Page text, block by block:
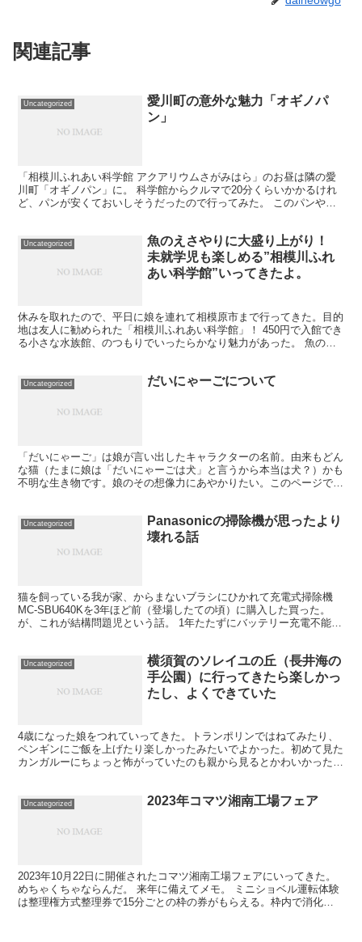
関連記事
Uncategorized
愛川町の意外な魅力「オギノパ
ン」
「相模川ふれあい科学館 アクアリウムさがみはら」のお昼は隣の愛
川町「オギノパン」に。 科学館からクルマで20分くらいかかるけれ
ど、パンが安くておいしそうだったので行ってみた。 このパンやさ
Uncategorized
魚のえさやりに大盛り上がり！
未就学児も楽しめる”相模川ふれ
あい科学館”いってきたよ。
休みを取れたので、平日に娘を連れて相模原市まで行ってきた。目的
地は友人に勧められた「相模川ふれあい科学館」！ 450円で入館でき
る小さな水族館、のつもりでいったらかなり魅力があった。 魚のえ
Uncategorized だいにゃーごについて
「だいにゃーご」は娘が言い出したキャラクターの名前。由来もどん
な猫（たまに娘は「だいにゃーごは犬」と言うから本当は犬？）かも
不明な生き物です。娘のその想像力にあやかりたい。このページで
Uncategorized
Panasonicの掃除機が思ったより
壊れる話
猫を飼っている我が家、からまないブラシにひかれて充電式掃除機
MC-SBU640Kを3年ほど前（登場したての頃）に購入した買った。
が、これが結構問題児という話。 1年たたずにバッテリー充電不能に
Uncategorized
横須賀のソレイユの丘（長井海の
手公園）に行ってきたら楽しかっ
たし、よくできていた
4歳になった娘をつれていってきた。トランポリンではねてみたり、
ペンギンにご飯を上げたり楽しかったみたいでよかった。初めて見た
カンガルーにちょっと怖がっていたのも親から見るとかわいかった。
Uncategorized 2023年コマツ湘南工場フェア
2023年10月22日に開催されたコマツ湘南工場フェアにいってきた。
めちゃくちゃならんだ。 来年に備えてメモ。 ミニショベル運転体験
は整理権方式整理券で15分ごとの枠の券がもらえる。枠内で消化し